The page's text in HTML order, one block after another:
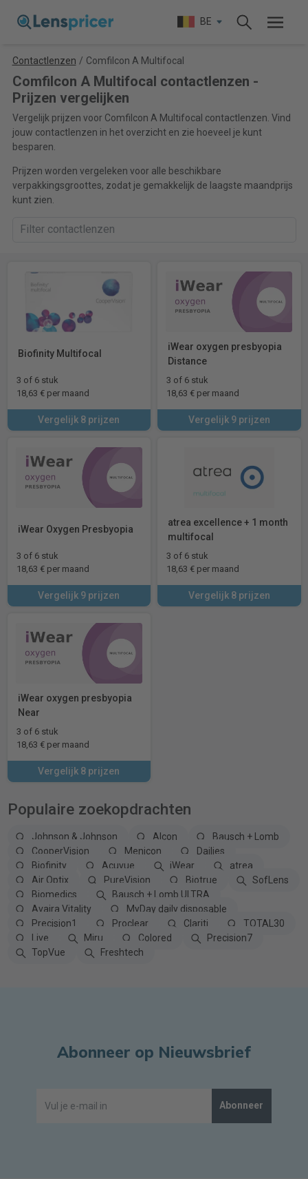
BE
Contactlenzen / Comfilcon A Multifocal
Comfilcon A Multifocal contactlenzen -
Prijzen vergelijken
Vergelijk prijzen voor Comfilcon A Multifocal contactlenzen. Vind
jouw contactlenzen in het overzicht en zie hoeveel je kunt
besparen.
Prijzen worden vergeleken voor alle beschikbare
verpakkingsgroottes, zodat je gemakkelijk de laagste maandprijs
kunt zien.
Biofinity Multifocal
3 of 6 stuk
18,63 € per maand
Vergelijk 8 prijzen
iWear oxygen presbyopia
Distance
3 of 6 stuk
18,63 € per maand
Vergelijk 9 prijzen
iWear Oxygen Presbyopia
3 of 6 stuk
18,63 € per maand
Vergelijk 9 prijzen
atrea excellence + 1 month
multifocal
3 of 6 stuk
18,63 € per maand
Vergelijk 8 prijzen
iWear oxygen presbyopia
Near
3 of 6 stuk
18,63 € per maand
Vergelijk 8 prijzen
Populaire zoekopdrachten
Johnson & Johnson Alcon
Bausch + Lomb
CooperVision
Menicon
Dailies
Biofinity
Acuvue iWear
atrea
Air Optix
PureVision Biotrue
SofLens
Biomedics
Bausch + Lomb ULTRA
Avaira Vitality
MyDay daily disposable
Precision1
Proclear Clariti
TOTAL30
Live
Miru Colored
Precision7
TopVue
Freshtech
Abonneer op Nieuwsbrief
Abonneer